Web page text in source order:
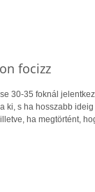
focizz
30-35 foknál
ki, s ha hosszabb
ha megtörtént,